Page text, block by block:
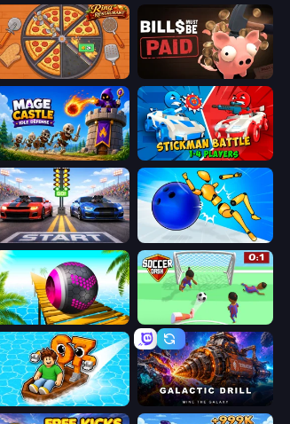
Ring Restaurant Bills Must Be Paid
Mage Castle Idle Defense Stickman battle 1-4 Players
Street Racer 2 Playground Man! Ragdoll Show!
Rolling Balls Sea Race Soccer Dash
Float for Brainrots Galactic Drill